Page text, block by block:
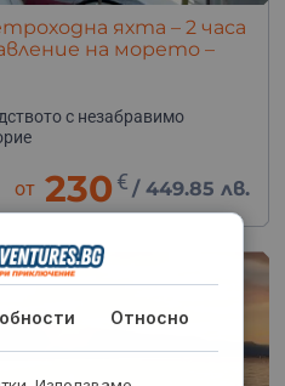
яхта – 2 часа
на морето –
с незабравимо
от 230 € / 449.85 лв.
Относно